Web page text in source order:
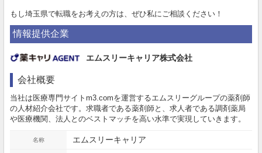
もし埼玉県で転職をお考えの方は、ぜひ私にご相談ください！
情報提供企業
エムスリーキャリア株式会社
会社概要
当社は医療専門サイトm3.comを運営するエムスリーグループの薬剤師
の人材紹介会社です。求職者である薬剤師と、求人者である調剤薬局
や医療機関、法人とのベストマッチを高い水準で実現していきます。
名称 エムスリーキャリア